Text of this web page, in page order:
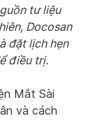
tư liệu
Docosan
đặt lịch hẹn
điều trị.
Mắt Sài
và cách